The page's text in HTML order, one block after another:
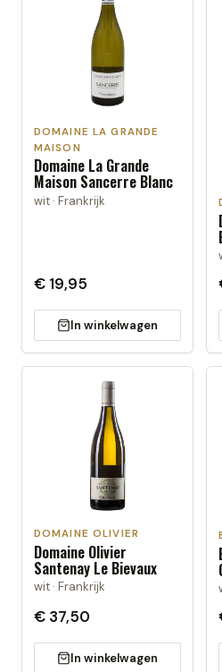
DOMAINE LA GRANDE
MAISON
Domaine La Grande
Maison Sancerre Blanc
wit · Frankrijk
€ 19,95
In winkelwagen
DOMAINE OLIVIER
Domaine Olivier
Santenay Le Bievaux
wit · Frankrijk
€ 37,50
In winkelwagen